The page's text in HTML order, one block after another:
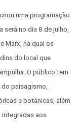
uma programação
será no dia 8 de julho,
Marx, na qual os
do local que
O público tem
paisagismo,
e botânicas, além
integradas aos